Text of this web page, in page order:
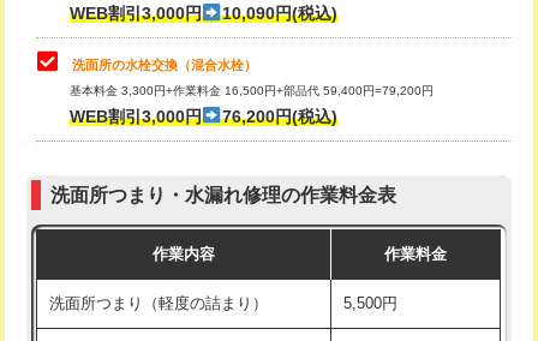
マス交換（土の掘削・埋め戻し作業）
マス交換（深さ50㎝未満）
マス交換（深さ50㎝以上）
モルタル補修（厚さ10㎝まで） 27,500円
モルタル補修（厚さ10㎝超え） 38,500円
交換・取付(単水栓（壁付・デッキ
式）)
交換・取付(混合水栓（壁付・デッキ
式・ワンホール）)
16,500円+材料費
（P/S/ポップアップ））
交換・取付（その他部品） 11,000円+材料費
持込商品取付（単水栓） 13,200円
持込商品取付（混合水栓） 16,500円
WEB割引3,000円 10,090円(税込)
洗面所の水栓交換（混合水栓）
基本料金 3,300円+作業料金 16,500円+部品代 59,400円=79,200円
WEB割引3,000円 76,200円(税込)
洗面所つまり・水漏れ修理の作業料金表
作業内容 作業料金
洗面所つまり（軽度の詰まり） 5,500円